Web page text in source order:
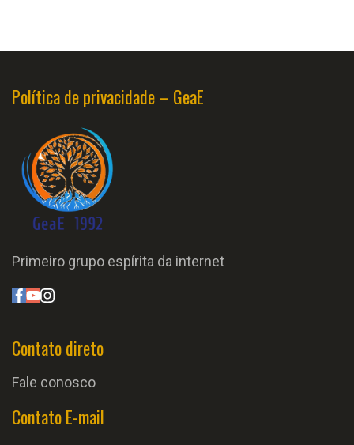
Política de privacidade – GeaE
Primeiro grupo espírita da internet
Contato direto
Fale conosco
Contato E-mail